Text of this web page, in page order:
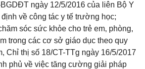
ngày 12/5/2016 của liên Bộ Y
về công tác y tế trường học;
sóc sức khỏe cho trẻ em, phòng,
trong các cơ sở giáo dục theo quy
Chỉ thị số 18/CT-TTg ngày 16/5/2017
phủ về việc tăng cường giải pháp